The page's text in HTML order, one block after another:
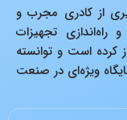
از سال ۱۳۵۸ با بهره‌گیری از کادری مجرب و
تجهیزات
کرده است و توانسته
ویژه‌ای در صنعت